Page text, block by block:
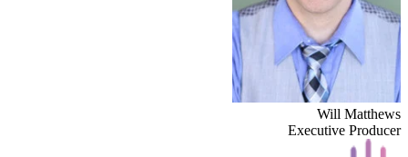
Will Matthews
Executive Producer